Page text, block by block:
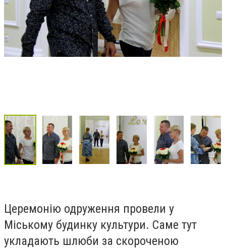
Церемонію одруження провели у
Міському будинку культури. Саме тут
укладають шлюби за скороченою